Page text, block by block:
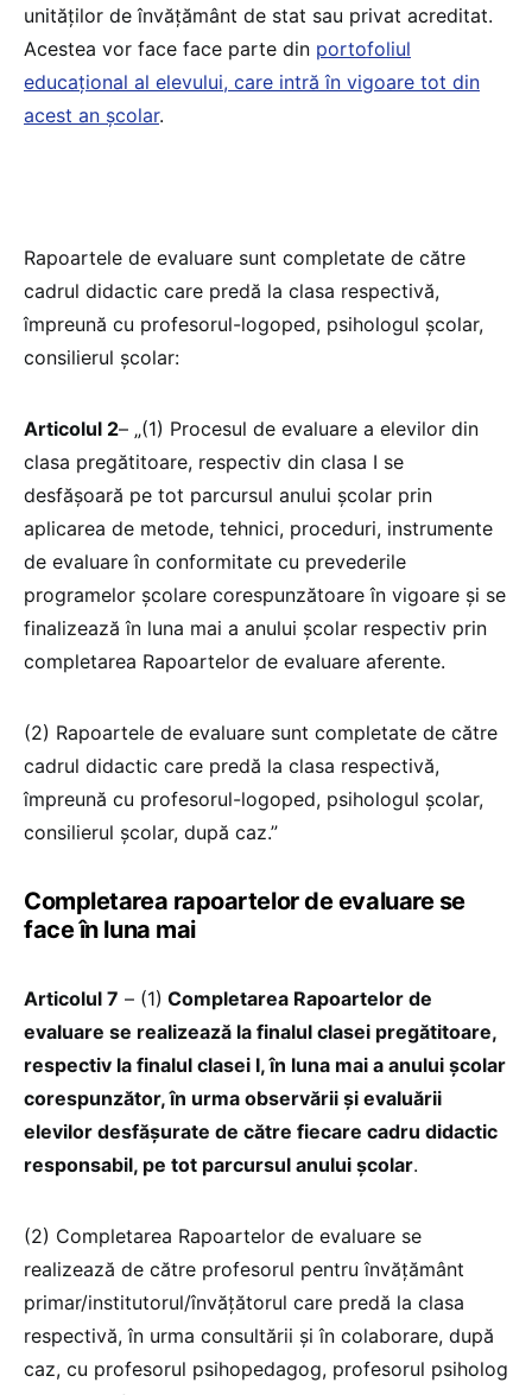
unităților de învățământ de stat sau privat acreditat.
Acestea vor face face parte din portofoliul
educațional al elevului, care intră în vigoare tot din
acest an școlar.
Rapoartele de evaluare sunt completate de către
cadrul didactic care predă la clasa respectivă,
împreună cu profesorul-logoped, psihologul școlar,
consilierul școlar:
Articolul 2– „(1) Procesul de evaluare a elevilor din
clasa pregătitoare, respectiv din clasa I se
desfășoară pe tot parcursul anului școlar prin
aplicarea de metode, tehnici, proceduri, instrumente
de evaluare în conformitate cu prevederile
programelor școlare corespunzătoare în vigoare și se
finalizează în luna mai a anului școlar respectiv prin
completarea Rapoartelor de evaluare aferente.
(2) Rapoartele de evaluare sunt completate de către
cadrul didactic care predă la clasa respectivă,
împreună cu profesorul-logoped, psihologul școlar,
consilierul școlar, după caz.”
Completarea rapoartelor de evaluare se
face în luna mai
Articolul 7 – (1) Completarea Rapoartelor de
evaluare se realizează la finalul clasei pregătitoare,
respectiv la finalul clasei I, în luna mai a anului școlar
corespunzător, în urma observării și evaluării
elevilor desfășurate de către fiecare cadru didactic
responsabil, pe tot parcursul anului școlar.
(2) Completarea Rapoartelor de evaluare se
realizează de către profesorul pentru învățământ
primar/institutorul/învățătorul care predă la clasa
respectivă, în urma consultării și în colaborare, după
caz, cu profesorul psihopedagog, profesorul psiholog